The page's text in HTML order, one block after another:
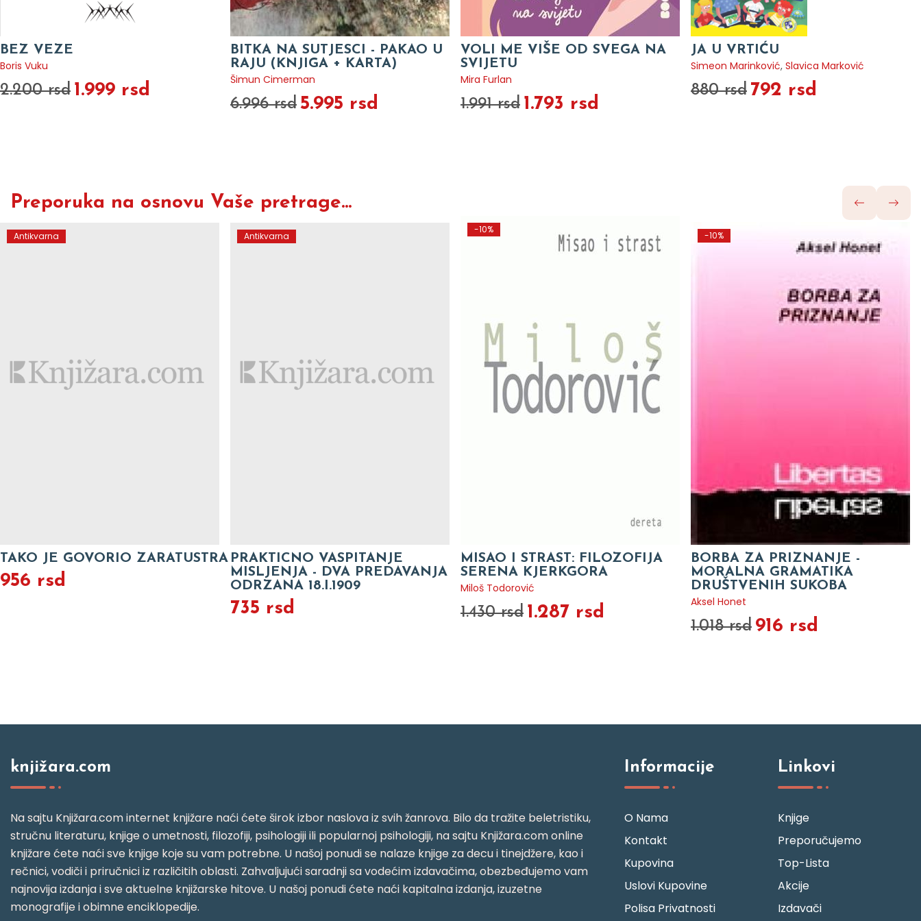
BEZ VEZE
Boris Vuku
2.200 rsd 1.999 rsd
BITKA NA SUTJESCI - PAKAO U
RAJU (KNJIGA + KARTA)
Šimun Cimerman
6.996 rsd 5.995 rsd
VOLI ME VIŠE OD SVEGA NA
SVIJETU
Mira Furlan
1.991 rsd 1.793 rsd
JA U VRTIĆU
Simeon Marinković, Slavica Marković
880 rsd 792 rsd
Preporuka na osnovu Vaše pretrage...
Antikvarna
TAKO JE GOVORIO ZARATUSTRA
956 rsd
Antikvarna
PRAKTICNO VASPITANJE
MISLJENJA - DVA PREDAVANJA
ODRZANA 18.I.1909
735 rsd
-10%
MISAO I STRAST: FILOZOFIJA
SERENA KJERKGORA
Miloš Todorović
1.430 rsd 1.287 rsd
-10%
BORBA ZA PRIZNANJE -
MORALNA GRAMATIKA
DRUŠTVENIH SUKOBA
Aksel Honet
1.018 rsd 916 rsd
knjižara.com
Na sajtu Knjižara.com internet knjižare naći ćete širok izbor naslova iz svih žanrova. Bilo da tražite beletristiku,
stručnu literaturu, knjige o umetnosti, filozofiji, psihologiji ili popularnoj psihologiji, na sajtu Knjižara.com online
knjižare ćete naći sve knjige koje su vam potrebne. U našoj ponudi se nalaze knjige za decu i tinejdžere, kao i
rečnici, vodiči i priručnici iz različitih oblasti. Zahvaljujući saradnji sa vodećim izdavačima, obezbeđujemo vam
najnovija izdanja i sve aktuelne knjižarske hitove. U našoj ponudi ćete naći kapitalna izdanja, izuzetne
monografije i obimne enciklopedije.
Informacije
O Nama
Kontakt
Kupovina
Uslovi Kupovine
Polisa Privatnosti
Linkovi
Knjige
Preporučujemo
Top-Lista
Akcije
Izdavači